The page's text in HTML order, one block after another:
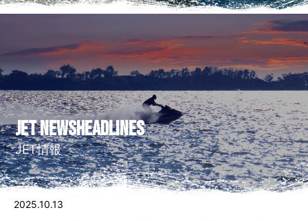
5.整備 ・ 修理を依頼する
6.艇庫会員（マリーナ保管）に入会する
7.ゲレンデ会員（自宅保管）に入会する
8.ビジター（非会員）施設利用
JET NEWSHEADLINES
JET情報
2025.10.13